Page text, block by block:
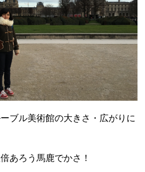
ブル美術館の大きさ・広がりに
あろう馬鹿でかさ！